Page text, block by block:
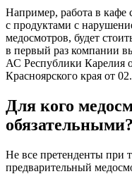
Например, работа в кафе
с продуктами с
медосмотров, будет
в первый раз компании
АС Республики Карелия
Красноярского края от
Для кого
обязательными?
Не все претенденты при
предварительный